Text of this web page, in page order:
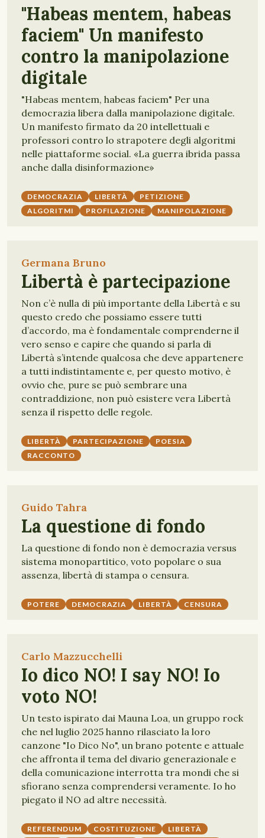
"Habeas mentem, habeas
faciem" Un manifesto
contro la manipolazione
digitale
"Habeas mentem, habeas faciem" Per una
democrazia libera dalla manipolazione digitale.
Un manifesto firmato da 20 intellettuali e
professori contro lo strapotere degli algoritmi
nelle piattaforme social. «La guerra ibrida passa
anche dalla disinformazione»
DEMOCRAZIA LIBERTÀ
PETIZIONE
ALGORITMI
PROFILAZIONE MANIPOLAZIONE
Germana Bruno
Libertà è partecipazione
Non c’è nulla di più importante della Libertà e su
questo credo che possiamo essere tutti
d’accordo, ma è fondamentale comprenderne il
vero senso e capire che quando si parla di
Libertà s’intende qualcosa che deve appartenere
a tutti indistintamente e, per questo motivo, è
ovvio che, pure se può sembrare una
contraddizione, non può esistere vera Libertà
senza il rispetto delle regole.
LIBERTÀ PARTECIPAZIONE
POESIA
RACCONTO
Guido Tahra
La questione di fondo
La questione di fondo non è democrazia versus
sistema monopartitico, voto popolare o sua
assenza, libertà di stampa o censura.
POTERE DEMOCRAZIA LIBERTÀ CENSURA
Carlo Mazzucchelli
Io dico NO! I say NO! Io
voto NO!
Un testo ispirato dai Mauna Loa, un gruppo rock
che nel luglio 2025 hanno rilasciato la loro
canzone "Io Dico No", un brano potente e attuale
che affronta il tema del divario generazionale e
della comunicazione interrotta tra mondi che si
sfiorano senza comprendersi veramente. Io ho
piegato il NO ad altre necessità.
REFERENDUM COSTITUZIONE
LIBERTÀ